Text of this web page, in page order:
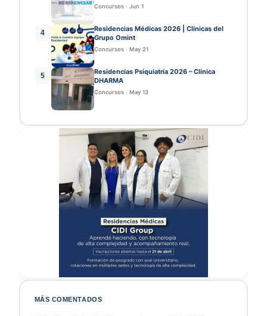
Concursos · Jun 1
4
Residencias Médicas 2026 | Clínicas del
Grupo Omint
Concursos · May 21
5
Residencias Psiquiatría 2026 – Clínica
DHARMA
Concursos · May 13
MÁS COMENTADOS